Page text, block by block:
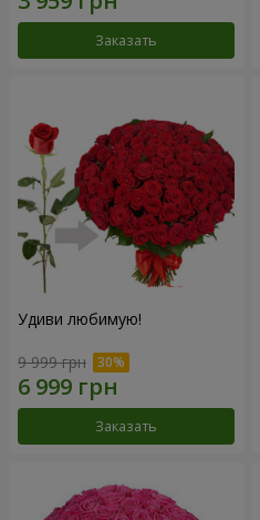
Заказать
Удиви любимую!
9 999 грн
Заказать